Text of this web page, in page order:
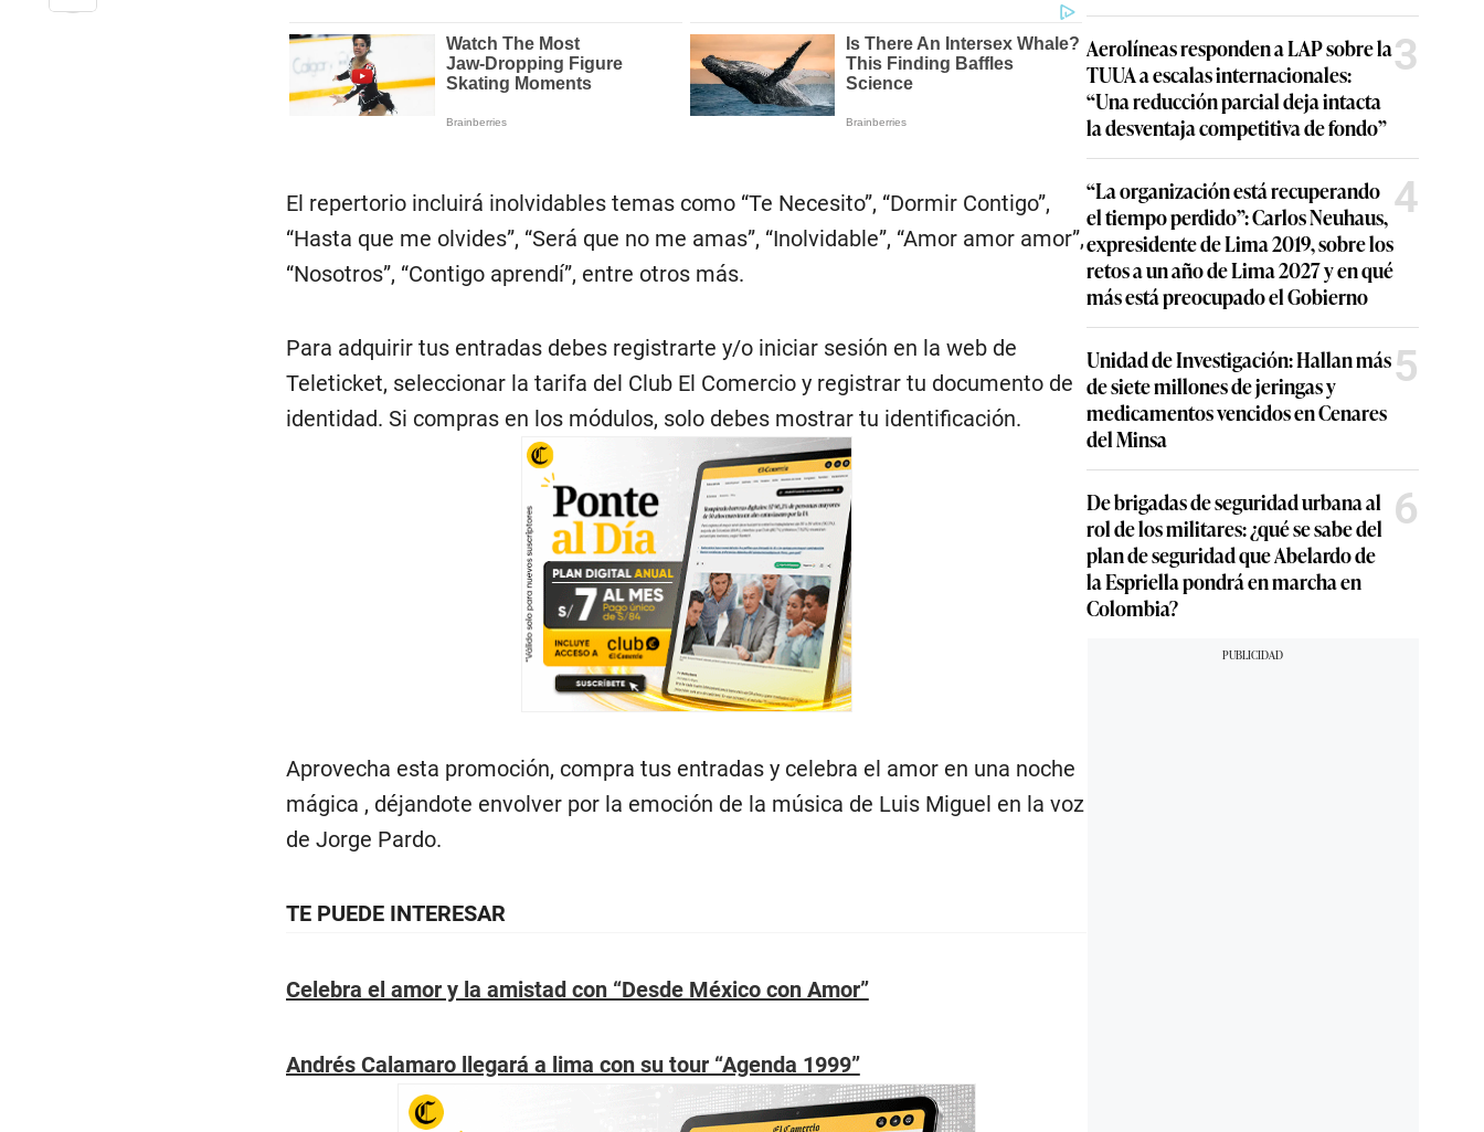
El repertorio incluirá inolvidables temas como “Te Necesito”, “Dormir Contigo”,
“Hasta que me olvides”, “Será que no me amas”, “Inolvidable”, “Amor amor amor”,
“Nosotros”, “Contigo aprendí”, entre otros más.
Para adquirir tus entradas debes registrarte y/o iniciar sesión en la web de
Teleticket, seleccionar la tarifa del Club El Comercio y registrar tu documento de
identidad. Si compras en los módulos, solo debes mostrar tu identificación.
Aprovecha esta promoción, compra tus entradas y celebra el amor en una noche
mágica , déjandote envolver por la emoción de la música de Luis Miguel en la voz
de Jorge Pardo.
TE PUEDE INTERESAR
Celebra el amor y la amistad con “Desde México con Amor”
Andrés Calamaro llegará a lima con su tour “Agenda 1999”
Aerolíneas responden a LAP sobre la
TUUA a escalas internacionales:
“Una reducción parcial deja intacta
la desventaja competitiva de fondo”
3
“La organización está recuperando
el tiempo perdido”: Carlos Neuhaus,
expresidente de Lima 2019, sobre los
retos a un año de Lima 2027 y en qué
más está preocupado el Gobierno
4
Unidad de Investigación: Hallan más
de siete millones de jeringas y
medicamentos vencidos en Cenares
del Minsa
5
De brigadas de seguridad urbana al
rol de los militares: ¿qué se sabe del
plan de seguridad que Abelardo de
la Espriella pondrá en marcha en
Colombia?
6